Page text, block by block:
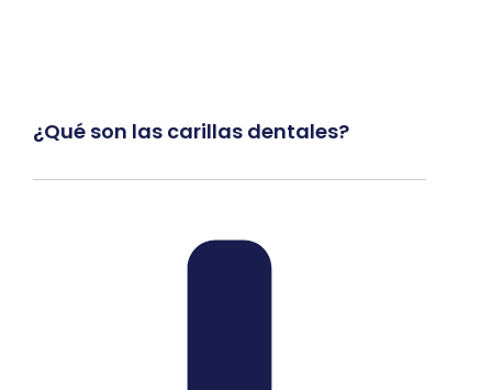
¿Qué son las carillas dentales?